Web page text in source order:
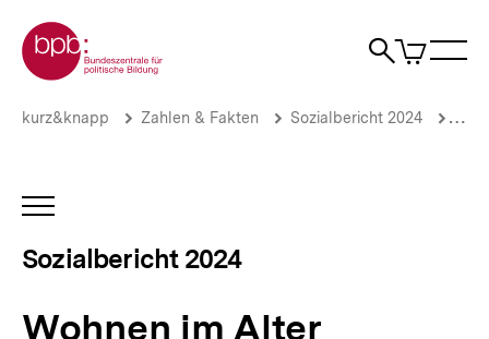
zum
Seiteninhalt
springen
Zur Startseite der bpb
Suche
Artikel
im
Wohnen
Sozialbericht
2024
bpb.de
Brotkrümelnavigation
Pfadnavigation
kurz&knapp Zahlen & Fakten Sozialbericht 2024
INHALTSNAVIGATION
Sozialbericht 2024
Wohnen im Alter